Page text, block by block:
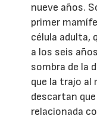
nueve años.
primer
célula adulta,
a los seis
sombra de la
que la trajo al
descartan
relacionada